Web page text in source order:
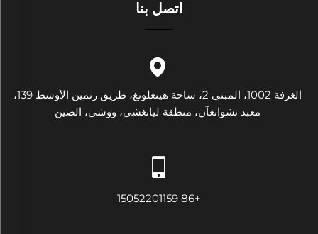
اتصل بنا
الغرفة 1002، المبنى 2، ساحة هينغلونغ، طريق رنمين الأوسط 139،
معبد تشوانغآن، منطقة ليانغشي، ووشي، الصين
+86 15052201159